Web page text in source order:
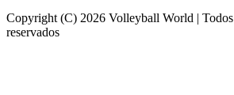
Copyright (C) 2026 Volleyball World | Todos
reservados